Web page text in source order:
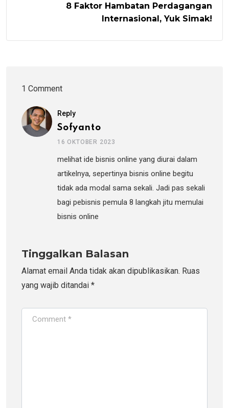
8 Faktor Hambatan Perdagangan
Internasional, Yuk Simak!
1 Comment
Reply
Sofyanto
16 OKTOBER 2023
melihat ide bisnis online yang diurai dalam
artikelnya, sepertinya bisnis online begitu
tidak ada modal sama sekali. Jadi pas sekali
bagi pebisnis pemula 8 langkah jitu memulai
bisnis online
Tinggalkan Balasan
Alamat email Anda tidak akan dipublikasikan. Ruas
yang wajib ditandai *